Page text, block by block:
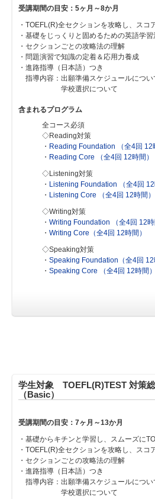
受講期間の目安：5ヶ月～8か月
・TOEFL(R)全セクションを攻略し、スコ
・基礎をじっくりと固めるための英語学
・セクションごとの攻略法の理解
・問題演習で知識の定着＆応用力養成
・進路指導（日本語）つき
指導内容：出願準備スケジュールについ
学校選択について
含まれるプログラム
全コース必須
◇Reading対策
・ Reading Foundation （全4回 12
・ Reading Core （全4回 12時間）
◇Listening対策
・ Listening Foundation （全4回 12
・ Listening Core （全4回 12時間）
◇Writing対策
・ Writing Foundation （全4回 12時
・ Writing Core（全4回 12時間）
◇Speaking対策
・ Speaking Foundation（全4回 12
・ Speaking Core （全4回 12時間）
学生対象 TOEFL(R)TEST 対策
（Basic）
受講期間の目安：7ヶ月～13か月
・基礎からキチンと学習し、スムーズに
・TOEFL(R)全セクションを攻略し、スコ
・セクションごとの攻略法の理解
・進路指導（日本語）つき
指導内容：出願準備スケジュールについ
学校選択について